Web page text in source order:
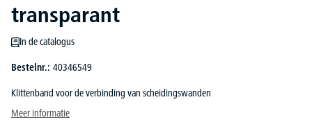
transparant
In de catalogus
Bestelnr.: 40346549
Klittenband voor de verbinding van scheidingswanden
Meer informatie